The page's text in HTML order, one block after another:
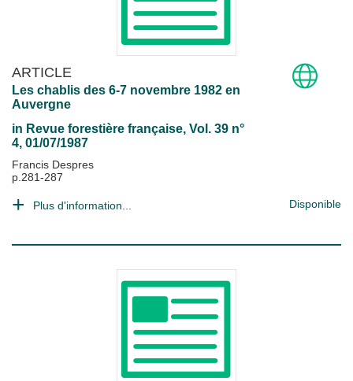
ARTICLE
Les chablis des 6-7 novembre 1982 en
Auvergne
in Revue forestière française, Vol. 39 n°
4, 01/07/1987
Francis Despres
p.281-287
Plus d'information... Disponible